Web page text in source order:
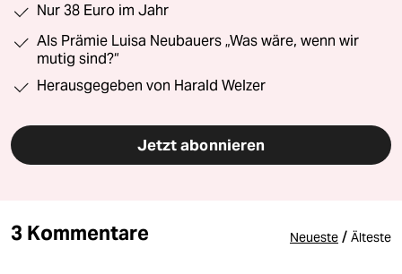
Nur 38 Euro im Jahr
Als Prämie Luisa Neubauers „Was wäre, wenn wir
mutig sind?“
Herausgegeben von Harald Welzer
Jetzt abonnieren
3 Kommentare Neueste / Älteste